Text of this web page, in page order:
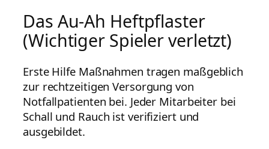
Das Au-Ah Heftpflaster
(Wichtiger Spieler verletzt)
Erste Hilfe Maßnahmen tragen maßgeblich
zur rechtzeitigen Versorgung von
Notfallpatienten bei. Jeder Mitarbeiter bei
Schall und Rauch ist verifiziert und
ausgebildet.